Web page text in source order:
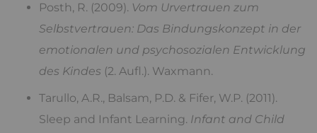
Posth, R. (2009). Vom Urvertrauen zum
Selbstvertrauen: Das Bindungskonzept in der
emotionalen und psychosozialen Entwicklung
des Kindes (2. Aufl.). Waxmann.
Tarullo, A.R., Balsam, P.D. & Fifer, W.P. (2011).
Sleep and Infant Learning. Infant and Child